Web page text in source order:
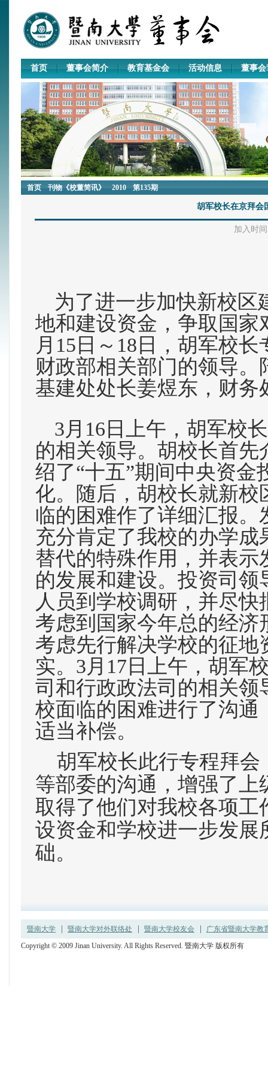
首页 董事会简介 教育基金会 活动信息 董事会
首页 刊物《校董简讯》 2010 第135期
胡军校长在京拜会
加入时间
为了进一步加快新校区
地和建设资金，争取国
月15日～18日，胡军校
财政部相关部门的领导
基建处处长姜煜东，财务
3月16日
上午，胡军校
的相关领导。胡校长首
绍了“十五”期间中央资
化。随后，胡校长就新
临的困难作了详细汇报
充分肯定了我校的办学
替代的特殊作用，并表
的发展和建设。投资司
人员到学校调研，并尽
考虑到国家今年总的经
考虑先行解决学校的征
实。3月17日上午，胡军
司和行政政法司的相关
校面临的困难进行了沟
适当补偿。
胡军校长此行专程拜会
等部委的沟通，增强了
取得了他们对我校各项
设资金和学校进一步发
础。
暨南大学 暨南大学对外联络处 暨南大学校友会
广东省暨南大学教
Copyright © 2009 Jinan University. All Rights Reserved. 暨南大学 版权所有